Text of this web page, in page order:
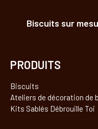
Biscuits sur
PRODUITS
Biscuits
Ateliers de décoration de
Kits Sablés Débrouille Toi